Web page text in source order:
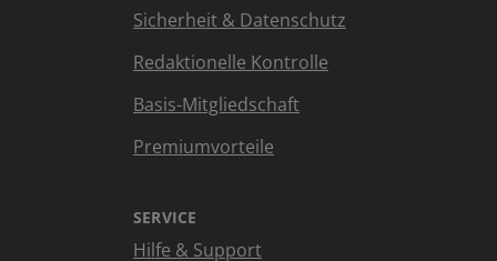
Sicherheit & Datenschutz
Redaktionelle Kontrolle
Basis-Mitgliedschaft
Premiumvorteile
SERVICE
Hilfe & Support